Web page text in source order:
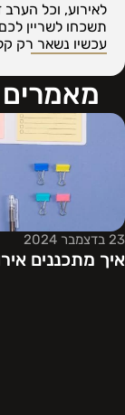
לאירוע, וכל
תשכחו לשריין
עכשיו נשאר רק
מאמרים
23 בדצמבר 2024
איך מתכננים